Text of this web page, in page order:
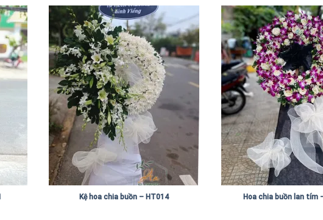
Kệ hoa chia buồn – HT014 Hoa chia buồn lan tím